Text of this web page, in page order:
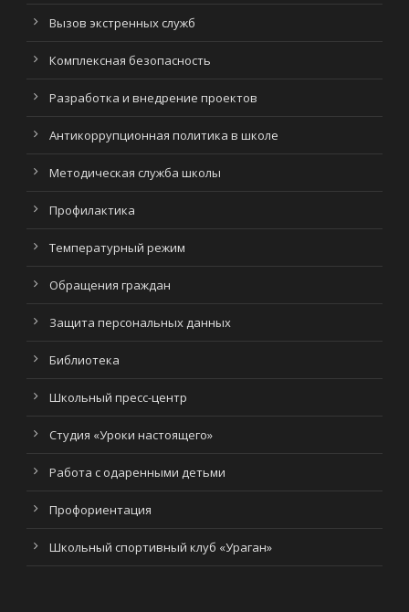
Вызов экстренных служб
Комплексная безопасность
Разработка и внедрение проектов
Антикоррупционная политика в школе
Методическая служба школы
Профилактика
Температурный режим
Обращения граждан
Защита персональных данных
Библиотека
Школьный пресс-центр
Студия «Уроки настоящего»
Работа с одаренными детьми
Профориентация
Школьный спортивный клуб «Ураган»